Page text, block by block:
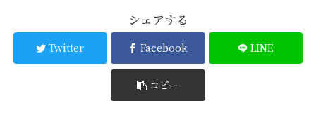
シェアする
Twitter Facebook LINE
コピー